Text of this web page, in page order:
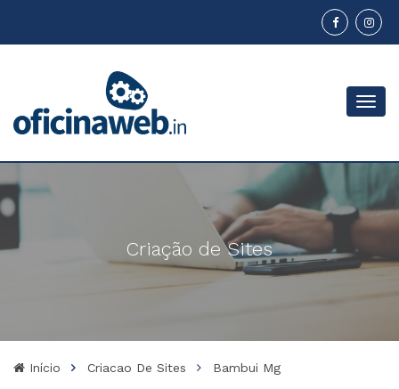
Menu
Criação de Sites
Início Criacao De Sites Bambui Mg